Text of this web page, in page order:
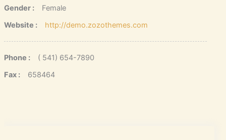
Gender :
Female
Website :
http://demo.zozothemes.com
Phone :
( 541) 654-7890
Fax :
658464